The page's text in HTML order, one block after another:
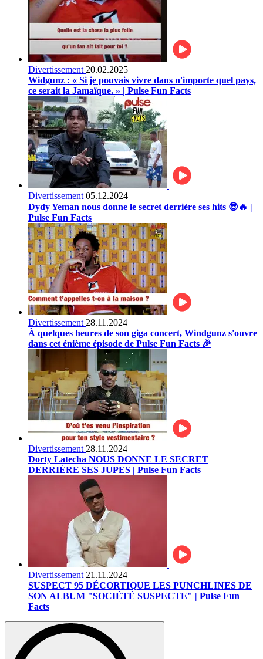
Divertissement 20.02.2025
Widgunz : « Si je pouvais vivre dans n'importe quel pays,
ce serait la Jamaïque. » | Pulse Fun Facts
Divertissement 05.12.2024
Dydy Yeman nous donne le secret derrière ses hits 😎🔥 |
Pulse Fun Facts
Divertissement 28.11.2024
À quelques heures de son giga concert, Windgunz s'ouvre
dans cet énième épisode de Pulse Fun Facts 🎉
Divertissement 28.11.2024
Dorty Latecha NOUS DONNE LE SECRET
DERRIÈRE SES JUPES | Pulse Fun Facts
Divertissement 21.11.2024
SUSPECT 95 DÉCORTIQUE LES PUNCHLINES DE
SON ALBUM "SOCIÉTÉ SUSPECTE" | Pulse Fun
Facts